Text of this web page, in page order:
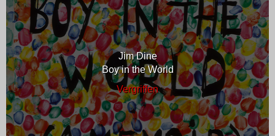
Jim Dine
Boy in the World
Vergriffen